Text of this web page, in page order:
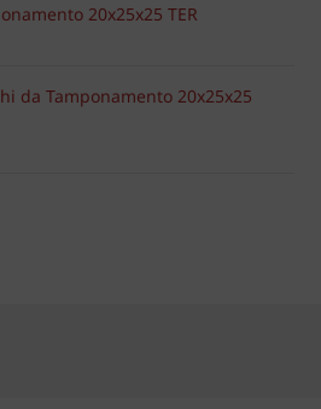
20x25x25 TER
da Tamponamento 20x25x25